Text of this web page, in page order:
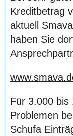
Kreditbetrag
aktuell
haben Sie
Für 3.000 bis
Problemen
Schufa